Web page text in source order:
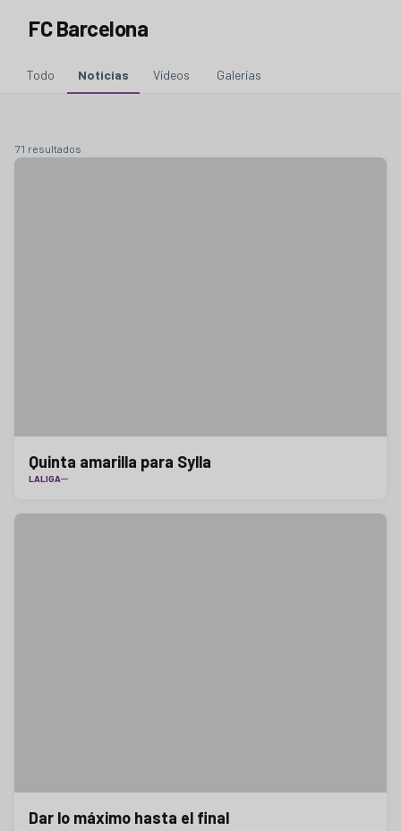
FC Barcelona
Todo Noticias Vídeos Galerías
71 resultados
Quinta amarilla para Sylla
LALIGA
Dar lo máximo hasta el final